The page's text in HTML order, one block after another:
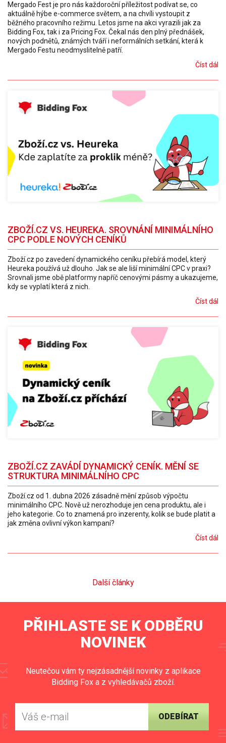
Mergado Fest je pro nás každoroční příležitost podívat se, co
aktuálně hýbe e-commerce světem, a na chvíli vystoupit z
běžného pracovního režimu. Letos jsme na akci vyrazili jak za
Bidding Fox, tak i za Pricing Fox. Čekal nás den plný přednášek,
nových podnětů, známých tváří i neformálních setkání, která k
Mergado Festu neodmyslitelně patří.
Číst dál
ZBOŽÍ.CZ VS. HEUREKA. SROVNÁNÍ MINIMÁLNÍHO
CPC PODLE NOVÝCH CENÍKŮ
Zboží.cz po zavedení dynamického ceníku přebírá model, který
Heureka používá už dlouho. Jak se ale liší minimální CPC v praxi?
Srovnali jsme obě platformy napříč cenovými pásmy a ukazujeme,
kdy se vyplatí která z nich.
Číst dál
ZBOŽÍ.CZ ZAVÁDÍ DYNAMICKÝ CENÍK. MĚNÍ SE
STRUKTURA MINIMÁLNÍHO CPC
Zboží.cz od 1. dubna 2026 zásadně mění způsob výpočtu
minimálního CPC. Nově už nerozhoduje jen cena produktu, ale i
jeho kategorie. Co to znamená pro inzerenty, kolik se bude platit a
jak změna ovlivní výkon kampaní?
Číst dál
Další články
PŘIHLASTE SE K ODBĚRU
NOVINEK
Neutečou vám ty nejzásadnější novinky z aplikace
Bidding Fox a z vyhledávačů zboží.
ODEBÍRAT